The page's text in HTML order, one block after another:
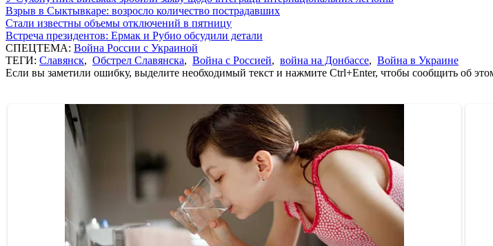
Взрыв в Сыктывкаре: возросло количество пострадавших
Стали известны объемы отключений в пятницу
Встреча президентов: Ермак и Рубио обсудили детали
СПЕЦТЕМА: Война России с Украиной
ТЕГИ: Славянск, Обстрел Славянска, Война с Россией, война на Донбассе, Война в Украине
Если вы заметили ошибку, выделите необходимый текст и нажмите Ctrl+Enter, чтобы сообщить об